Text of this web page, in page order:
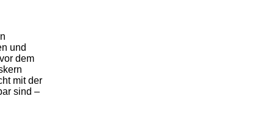
und
dem
mit der
sind –